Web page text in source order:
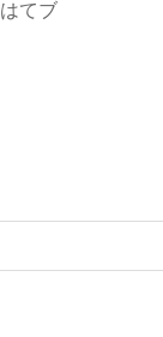
はてブ